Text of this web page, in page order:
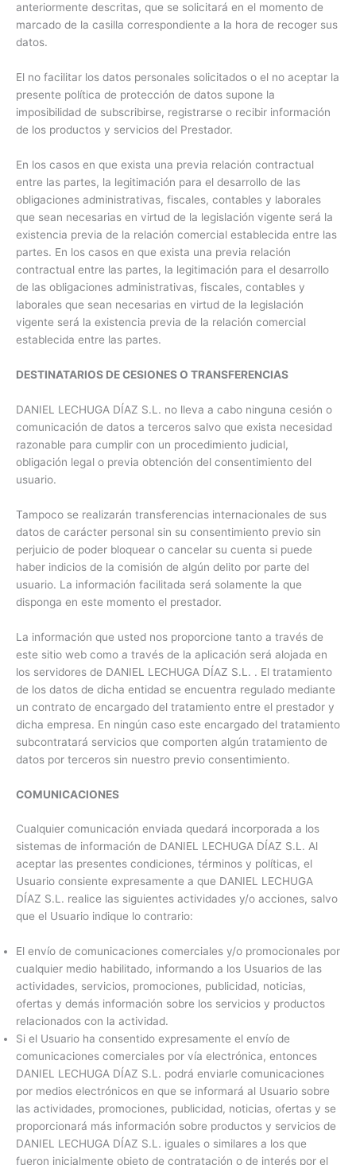
anteriormente descritas, que se solicitará en el momento de
marcado de la casilla correspondiente a la hora de recoger sus
datos.
El no facilitar los datos personales solicitados o el no aceptar la
presente política de protección de datos supone la
imposibilidad de subscribirse, registrarse o recibir información
de los productos y servicios del Prestador.
En los casos en que exista una previa relación contractual
entre las partes, la legitimación para el desarrollo de las
obligaciones administrativas, fiscales, contables y laborales
que sean necesarias en virtud de la legislación vigente será la
existencia previa de la relación comercial establecida entre las
partes. En los casos en que exista una previa relación
contractual entre las partes, la legitimación para el desarrollo
de las obligaciones administrativas, fiscales, contables y
laborales que sean necesarias en virtud de la legislación
vigente será la existencia previa de la relación comercial
establecida entre las partes.
DESTINATARIOS DE CESIONES O TRANSFERENCIAS
DANIEL LECHUGA DÍAZ S.L. no lleva a cabo ninguna cesión o
comunicación de datos a terceros salvo que exista necesidad
razonable para cumplir con un procedimiento judicial,
obligación legal o previa obtención del consentimiento del
usuario.
Tampoco se realizarán transferencias internacionales de sus
datos de carácter personal sin su consentimiento previo sin
perjuicio de poder bloquear o cancelar su cuenta si puede
haber indicios de la comisión de algún delito por parte del
usuario. La información facilitada será solamente la que
disponga en este momento el prestador.
La información que usted nos proporcione tanto a través de
este sitio web como a través de la aplicación será alojada en
los servidores de DANIEL LECHUGA DÍAZ S.L. . El tratamiento
de los datos de dicha entidad se encuentra regulado mediante
un contrato de encargado del tratamiento entre el prestador y
dicha empresa. En ningún caso este encargado del tratamiento
subcontratará servicios que comporten algún tratamiento de
datos por terceros sin nuestro previo consentimiento.
COMUNICACIONES
Cualquier comunicación enviada quedará incorporada a los
sistemas de información de DANIEL LECHUGA DÍAZ S.L. Al
aceptar las presentes condiciones, términos y políticas, el
Usuario consiente expresamente a que DANIEL LECHUGA
DÍAZ S.L. realice las siguientes actividades y/o acciones, salvo
que el Usuario indique lo contrario:
El envío de comunicaciones comerciales y/o promocionales por
cualquier medio habilitado, informando a los Usuarios de las
actividades, servicios, promociones, publicidad, noticias,
ofertas y demás información sobre los servicios y productos
relacionados con la actividad.
Si el Usuario ha consentido expresamente el envío de
comunicaciones comerciales por vía electrónica, entonces
DANIEL LECHUGA DÍAZ S.L. podrá enviarle comunicaciones
por medios electrónicos en que se informará al Usuario sobre
las actividades, promociones, publicidad, noticias, ofertas y se
proporcionará más información sobre productos y servicios de
DANIEL LECHUGA DÍAZ S.L. iguales o similares a los que
fueron inicialmente objeto de contratación o de interés por el